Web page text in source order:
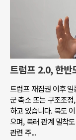
트럼프 2.0, 한반
트럼프 재집권 이후
군 축소 또는 구조조
하고 있습니다. 북도
으며, 북러 관계 밀착
관련 주...